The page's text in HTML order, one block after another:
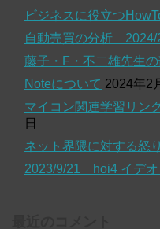
ビジネスに役立つ
自動売買の分析 2024/
藤子・F・不二雄先生
Noteについて 2024年2
マイコン関連学習リン
日
ネット界隈に対する怒り
2023/9/21 hoi4 イデオ